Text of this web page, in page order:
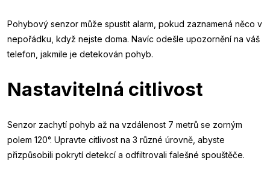
Pohybový senzor může spustit alarm, pokud zaznamená něco v
nepořádku, když nejste doma. Navíc odešle upozornění na váš
telefon, jakmile je detekován pohyb.
Nastavitelná citlivost
Senzor zachytí pohyb až na vzdálenost 7 metrů se zorným
polem 120°. Upravte citlivost na 3 různé úrovně, abyste
přizpůsobili pokrytí detekcí a odfiltrovali falešné spouštěče.